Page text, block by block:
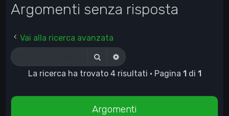
Argomenti senza risposta
Vai alla ricerca avanzata
Cerca
Ricerca avanzata
La ricerca ha trovato 4 risultati • Pagina 1 di 1
Argomenti